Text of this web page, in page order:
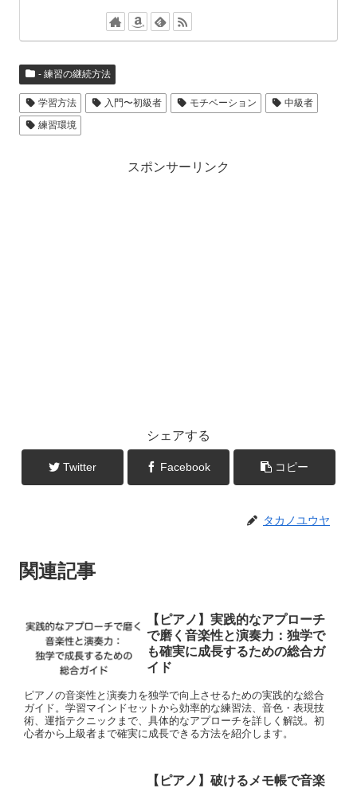
- 練習の継続方法
学習方法 入門〜初級者 モチベーション
中級者
練習環境
スポンサーリンク
シェアする
Twitter Facebook コピー
タカノユウヤ
関連記事
【ピアノ】実践的なアプローチ
で磨く音楽性と演奏力：独学で
も確実に成長するための総合ガ
イド
ピアノの音楽性と演奏力を独学で向上させるための実践的な総合
ガイド。学習マインドセットから効率的な練習法、音色・表現技
術、運指テクニックまで、具体的なアプローチを詳しく解説。初
心者から上級者まで確実に成長できる方法を紹介します。
【ピアノ】破けるメモ帳で音楽